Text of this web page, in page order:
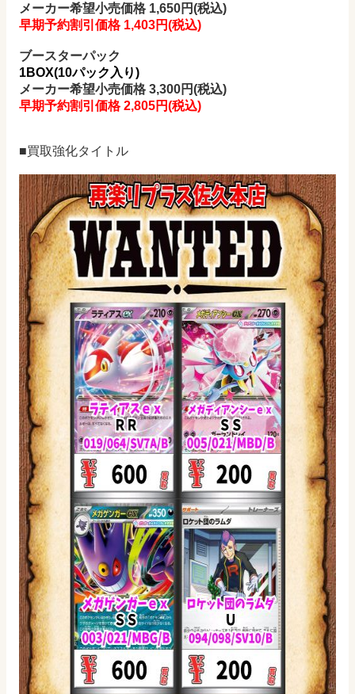
メーカー希望小売価格 1,650円(税込)
早期予約割引価格 1,403円(税込)
ブースターパック
1BOX(10パック入り)
メーカー希望小売価格 3,300円(税込)
早期予約割引価格 2,805円(税込)
■買取強化タイトル